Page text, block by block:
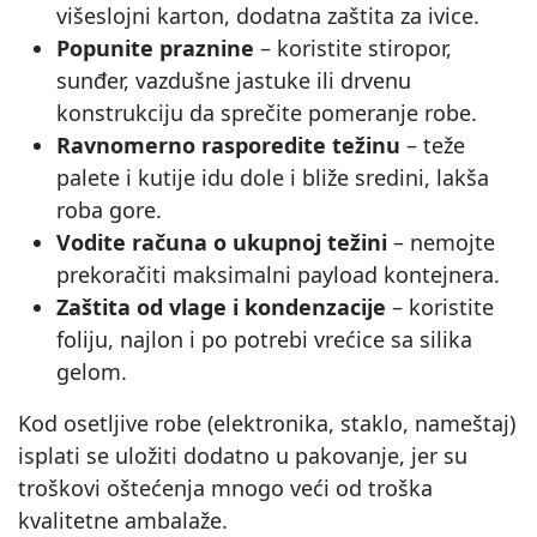
višeslojni karton, dodatna zaštita za ivice.
Popunite praznine – koristite stiropor,
sunđer, vazdušne jastuke ili drvenu
konstrukciju da sprečite pomeranje robe.
Ravnomerno rasporedite težinu – teže
palete i kutije idu dole i bliže sredini, lakša
roba gore.
Vodite računa o ukupnoj težini – nemojte
prekoračiti maksimalni payload kontejnera.
Zaštita od vlage i kondenzacije – koristite
foliju, najlon i po potrebi vrećice sa silika
gelom.
Kod osetljive robe (elektronika, staklo, nameštaj)
isplati se uložiti dodatno u pakovanje, jer su
troškovi oštećenja mnogo veći od troška
kvalitetne ambalaže.